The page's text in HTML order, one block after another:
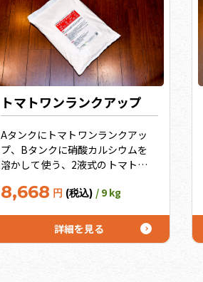
トマトワンランクアップ
Aタンクにトマトワンランクアッ
プ、Bタンクに硝酸カルシウムを
溶かして使う、2液式のトマト養
栽培では不足気味であった微量
みでトマト栽培の必要な肥料を
全て補えます。
8,668 円 (税込) / 9 kg
詳細を見る